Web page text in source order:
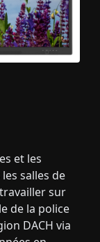
et les
salles de
sur
de la police
DACH via